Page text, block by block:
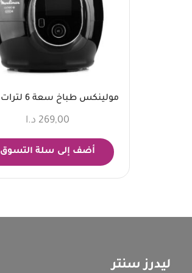
مولينكس طباخ سعة 6 لترات أسود
269,00 د.ا
أضف إلى سلة التسوق
ليدرز سنتر